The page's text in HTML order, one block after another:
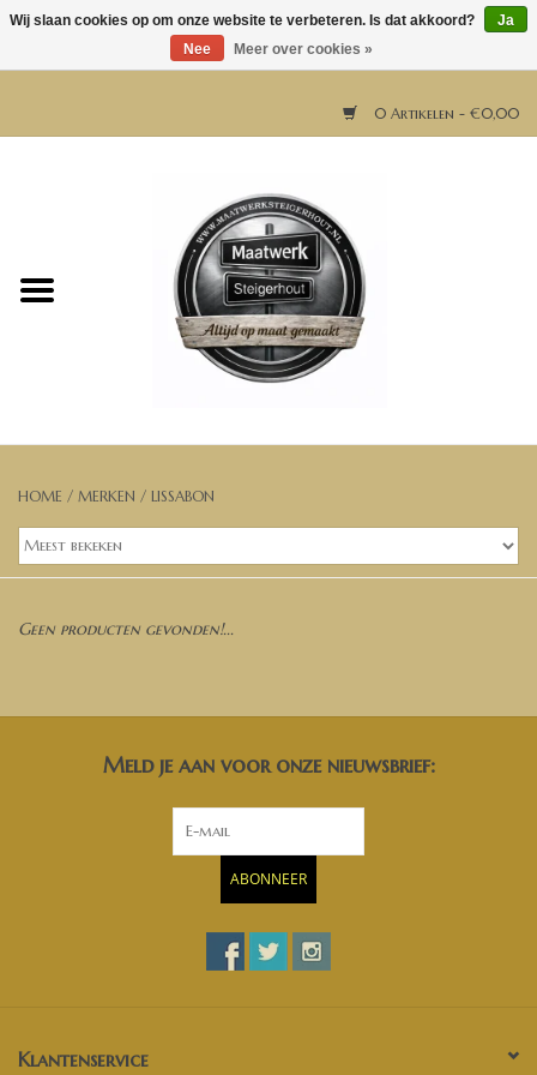
0 Artikelen - €0,00
Horeca meubels
Bartafels
Banken, stoelen &
(Bar)krukken
Plantenbakken
Hockers & Terrastafels
Blog
HOME / MERKEN / LISSABON
Geen producten gevonden!...
Meld je aan voor onze nieuwsbrief:
ABONNEER
Klantenservice
Wij slaan cookies op om onze website te verbeteren. Is dat akkoord?
Ja
Nee
Meer over cookies »